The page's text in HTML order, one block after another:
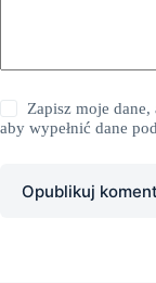
Zapisz moje
aby wypełnić dane
Opublikuj